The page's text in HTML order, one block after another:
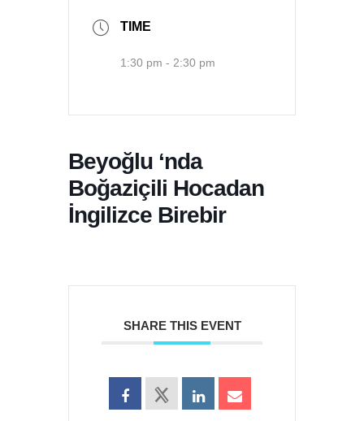
TIME
1:30 pm - 2:30 pm
Beyoğlu ‘nda
Boğaziçili Hocadan
İngilizce Birebir
SHARE THIS EVENT